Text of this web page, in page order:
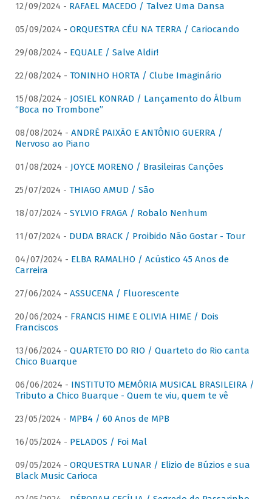
12/09/2024 - RAFAEL MACEDO / Talvez Uma Dansa
05/09/2024 - ORQUESTRA CÉU NA TERRA / Cariocando
29/08/2024 - EQUALE / Salve Aldir!
22/08/2024 - TONINHO HORTA / Clube Imaginário
15/08/2024 - JOSIEL KONRAD / Lançamento do Álbum
“Boca no Trombone”
08/08/2024 - ANDRÉ PAIXÃO E ANTÔNIO GUERRA /
Nervoso ao Piano
01/08/2024 - JOYCE MORENO / Brasileiras Canções
25/07/2024 - THIAGO AMUD / São
18/07/2024 - SYLVIO FRAGA / Robalo Nenhum
11/07/2024 - DUDA BRACK / Proibido Não Gostar - Tour
04/07/2024 - ELBA RAMALHO / Acústico 45 Anos de
Carreira
27/06/2024 - ASSUCENA / Fluorescente
20/06/2024 - FRANCIS HIME E OLIVIA HIME / Dois
Franciscos
13/06/2024 - QUARTETO DO RIO / Quarteto do Rio canta
Chico Buarque
06/06/2024 - INSTITUTO MEMÓRIA MUSICAL BRASILEIRA /
Tributo a Chico Buarque - Quem te viu, quem te vê
23/05/2024 - MPB4 / 60 Anos de MPB
16/05/2024 - PELADOS / Foi Mal
09/05/2024 - ORQUESTRA LUNAR / Elizio de Búzios e sua
Black Music Carioca